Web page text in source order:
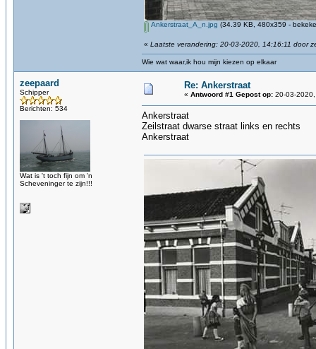
Ankerstraat_A_n.jpg (34.39 KB, 480x359 -
« Laatste verandering: 20-03-2020, 14:16:11 door
Wie wat waar,ik hou mijn kiezen op elkaar
zeepaard
Schipper
Berichten: 534
Wat is 't toch fijn om 'n
Scheveninger te zijn!!!
Re: Ankerstraat
« Antwoord #1 Gepost op: 20-03-
Ankerstraat
Zeilstraat dwarse straat links en rechts
Ankerstraat